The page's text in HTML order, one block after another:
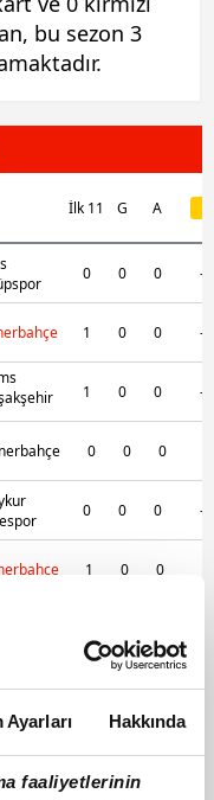
Ayarları Hakkında
faaliyetlerinin
bu sezon 3
İlk 11 G A
0 0 0 -
1 0 0 -
1 0 0 -
0 0 0
0 0 0 -
1 0 0
1 0 0 -